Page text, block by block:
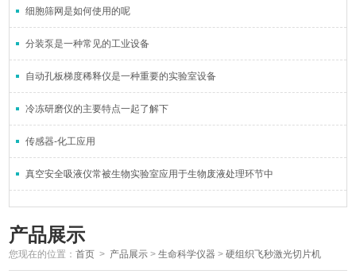
细胞筛网是如何使用的呢
分装泵是一种常见的工业设备
自动孔板梯度稀释仪是一种重要的实验室设备
冷冻研磨仪的主要特点一起了解下
传感器-化工应用
真空安全吸液仪常被生物实验室应用于生物废液处理环节中
产品展示
您现在的位置：首页 > 产品展示 >生命科学仪器 >硬组织飞秒激光切片机